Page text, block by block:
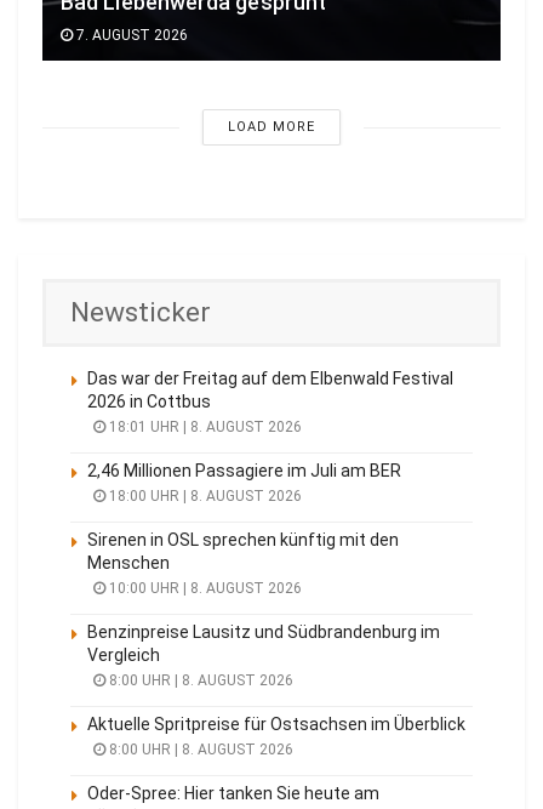
7. AUGUST 2026
LOAD MORE
Newsticker
Das war der Freitag auf dem Elbenwald Festival
2026 in Cottbus
18:01 UHR | 8. AUGUST 2026
2,46 Millionen Passagiere im Juli am BER
18:00 UHR | 8. AUGUST 2026
Sirenen in OSL sprechen künftig mit den
Menschen
10:00 UHR | 8. AUGUST 2026
Benzinpreise Lausitz und Südbrandenburg im
Vergleich
8:00 UHR | 8. AUGUST 2026
Aktuelle Spritpreise für Ostsachsen im Überblick
8:00 UHR | 8. AUGUST 2026
Oder-Spree: Hier tanken Sie heute am